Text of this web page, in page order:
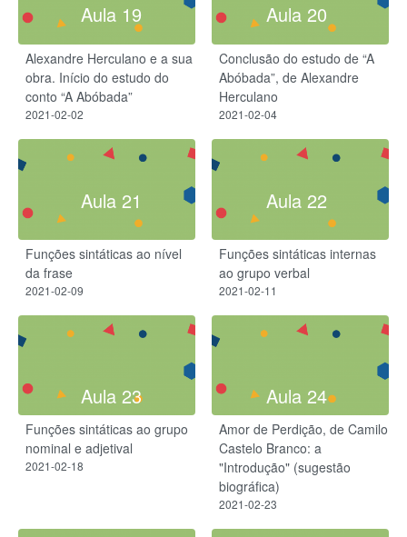
Aula 19
Alexandre Herculano e a sua
obra. Início do estudo do
conto “A Abóbada”
2021-02-02
Aula 20
Conclusão do estudo de “A
Abóbada”, de Alexandre
Herculano
2021-02-04
Aula 21
Funções sintáticas ao nível
da frase
2021-02-09
Aula 22
Funções sintáticas internas
ao grupo verbal
2021-02-11
Aula 23
Funções sintáticas ao grupo
nominal e adjetival
2021-02-18
Aula 24
Amor de Perdição, de Camilo
Castelo Branco: a
"Introdução" (sugestão
biográfica)
2021-02-23